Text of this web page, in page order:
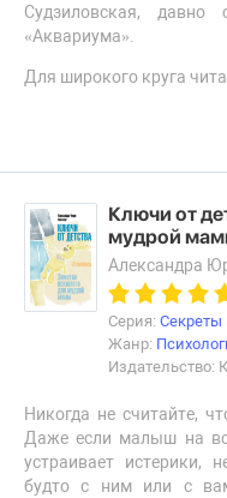
Судзиловская, давно
«Аквариума».
Для широкого круга
Ключи от
мудрой
Александра
Серия: Секреты
Жанр:
Издательство:
Никогда не считайте,
Даже если малыш на
устраивает истерики,
будто с ним или с